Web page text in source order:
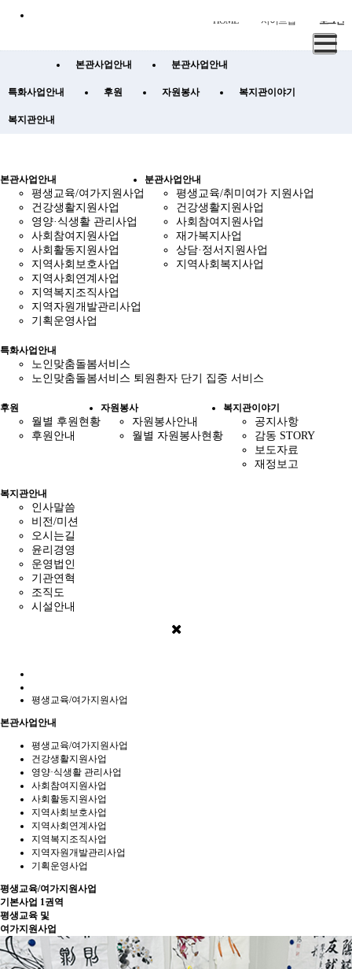
HOME 사이트맵 로그인
본관사업안내 분관사업안내
특화사업안내 후원 자원봉사 복지관이야기
복지관안내
본관사업안내
평생교육/여가지원사업
건강생활지원사업
영양·식생활 관리사업
사회참여지원사업
사회활동지원사업
지역사회보호사업
지역사회연계사업
지역복지조직사업
지역자원개발관리사업
기획운영사업
분관사업안내
평생교육/취미여가 지원사업
건강생활지원사업
사회참여지원사업
재가복지사업
상담·정서지원사업
지역사회복지사업
특화사업안내
노인맞춤돌봄서비스
노인맞춤돌봄서비스 퇴원환자 단기 집중 서비스
후원
월별 후원현황
후원안내
자원봉사
자원봉사안내
월별 자원봉사현황
복지관이야기
공지사항
감동 STORY
보도자료
재정보고
복지관안내
인사말씀
비전/미션
오시는길
윤리경영
운영법인
기관연혁
조직도
시설안내
평생교육/여가지원사업
본관사업안내
평생교육/여가지원사업
건강생활지원사업
영양·식생활 관리사업
사회참여지원사업
사회활동지원사업
지역사회보호사업
지역사회연계사업
지역복지조직사업
지역자원개발관리사업
기획운영사업
평생교육/여가지원사업
기본사업 1권역
평생교육 및
여가지원사업